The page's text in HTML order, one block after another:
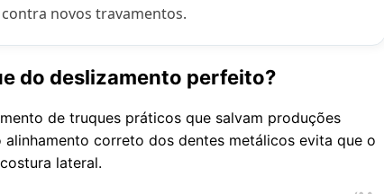
novos travamentos.
do deslizamento perfeito?
de truques práticos que salvam produções
correto dos dentes metálicos evita que o
lateral.